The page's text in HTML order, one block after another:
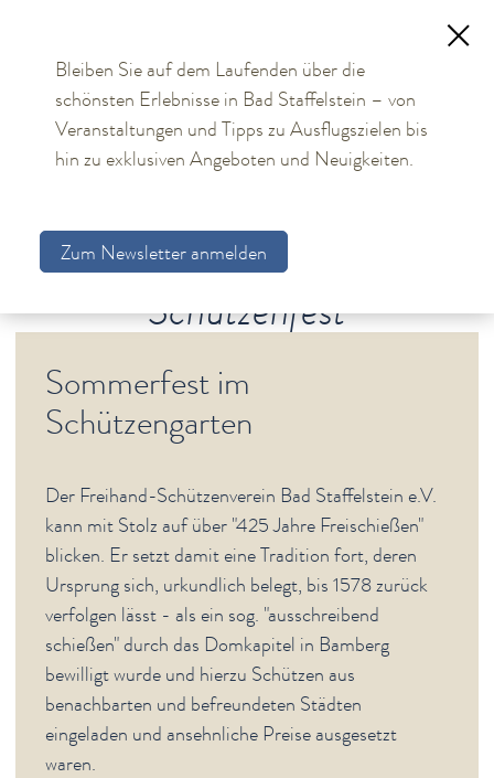
TOURISMUS
Aktuelles
Unterkünfte
Gesundheit & Wellness
Veranstaltungen & Kultur
Veranstaltungskalender
Bierbrauerfest
Genusstag
Schützenfest
Lieder auf Banz
Lachen auf Banz
Veranstaltungen im Kurpark
Obermain-Marathon
Kultur
Museen
Schützenfest
Sommerfest im
Schützengarten
Der Freihand-Schützenverein Bad Staffelstein e.V.
kann mit Stolz auf über "425 Jahre Freischießen"
blicken. Er setzt damit eine Tradition fort, deren
Ursprung sich, urkundlich belegt, bis 1578 zurück
verfolgen lässt - als ein sog. "ausschreibend
schießen" durch das Domkapitel in Bamberg
bewilligt wurde und hierzu Schützen aus
benachbarten und befreundeten Städten
eingeladen und ansehnliche Preise ausgesetzt
waren.
Bleiben Sie auf dem Laufenden über die
schönsten Erlebnisse in Bad Staffelstein – von
Veranstaltungen und Tipps zu Ausflugszielen bis
hin zu exklusiven Angeboten und Neuigkeiten.
Zum Newsletter anmelden